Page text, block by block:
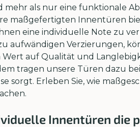
mehr als nur eine funktionale
maßgefertigten Innentüren
eine individuelle Note zu
aufwändigen Verzierungen,
auf Qualität und
tragen unsere Türen dazu
sorgt. Erleben Sie, wie
Innentüren die